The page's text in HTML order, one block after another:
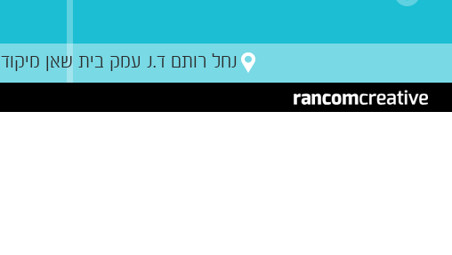
נחל רותם ד.נ עמק בית שאן מיקוד 1093100